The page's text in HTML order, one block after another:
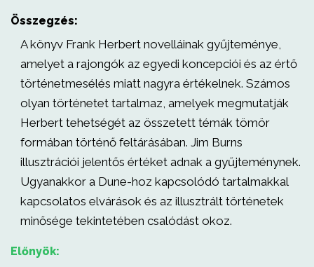
Összegzés:
A könyv Frank Herbert novelláinak gyűjteménye,
amelyet a rajongók az egyedi koncepciói és az értő
történetmesélés miatt nagyra értékelnek. Számos
olyan történetet tartalmaz, amelyek megmutatják
Herbert tehetségét az összetett témák tömör
formában történő feltárásában. Jim Burns
illusztrációi jelentős értéket adnak a gyűjteménynek.
Ugyanakkor a Dune-hoz kapcsolódó tartalmakkal
kapcsolatos elvárások és az illusztrált történetek
minősége tekintetében csalódást okoz.
Előnyök: